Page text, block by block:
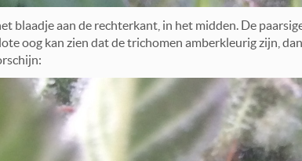
blaadje aan de rechterkant, in het midden. De
oog kan zien dat de trichomen amberkleurig zijn,